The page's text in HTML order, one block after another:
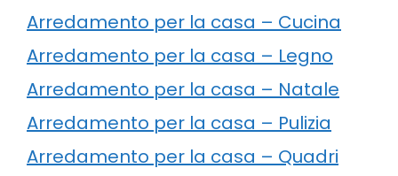
Arredamento per la casa – Cucina
Arredamento per la casa – Legno
Arredamento per la casa – Natale
Arredamento per la casa – Pulizia
Arredamento per la casa – Quadri